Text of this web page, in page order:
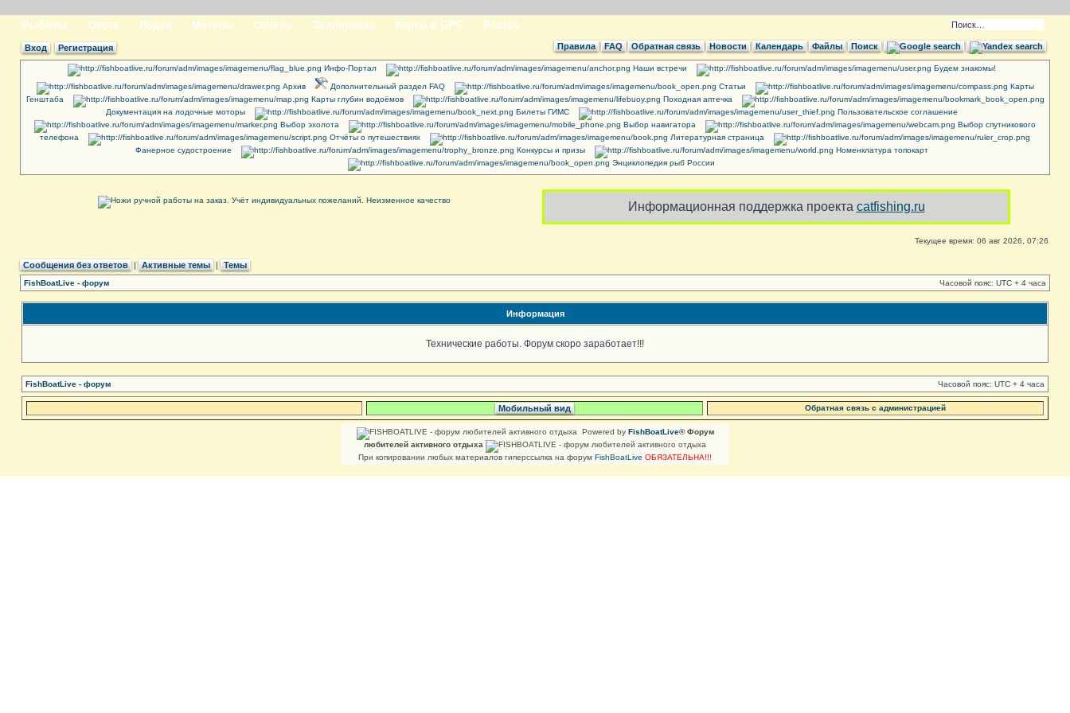
Рыбалка Охота Лодки Моторы Отчёты Экипировка Карты и GPS Разное
Вход Регистрация Правила FAQ Обратная связь Новости Календарь Файлы Поиск
Инфо-Портал Наши встречи Будем знакомы!
Архив Дополнительный раздел FAQ Cтатьи
Карты
Генштаба
Карты глубин водоёмов
Походная аптечка
Документация на лодочные моторы
Билеты ГИМС
Пользовательское соглашение
Выбор эхолота
Выбор навигатора
Выбор спутникового
телефона
Отчёты о путешествиях
Литературная страница
Фанерное судостроение
Конкурсы и призы
Номенклатура топокарт
Энциклопедия рыб России
Информационная поддержка проекта catfishing.ru
Текущее время: 06 авг 2026, 07:26
Сообщения без ответов | Активные темы | Темы
FishBoatLive - форум Часовой пояс: UTC + 4 часа
Информация
Технические работы. Форум скоро заработает!!!
FishBoatLive - форум Часовой пояс: UTC + 4 часа
Мобильный вид Обратная связь с администрацией
Powered by FishBoatLive® Форум
любителей активного отдыха
При копировании любых материалов гиперссылка на форум FishBoatLive ОБЯЗАТЕЛЬНА!!!